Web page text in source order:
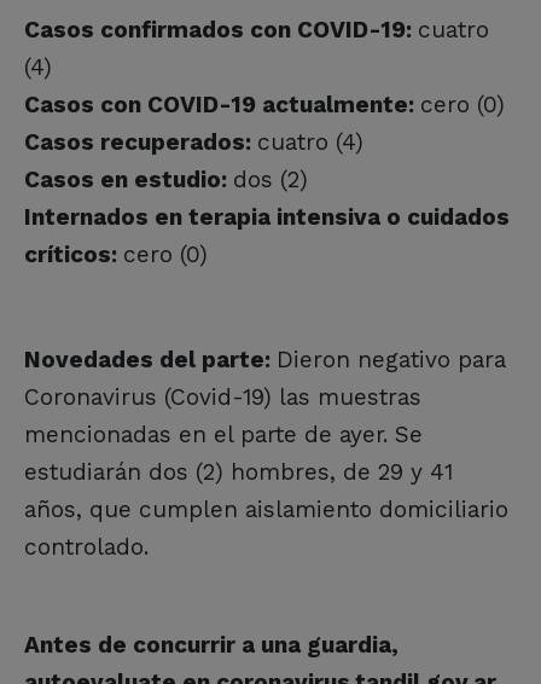
Casos confirmados con COVID-19: cuatro
(4)
Casos con COVID-19 actualmente: cero (0)
Casos recuperados: cuatro (4)
Casos en estudio: dos (2)
Internados en terapia intensiva o cuidados
críticos: cero (0)
Novedades del parte: Dieron negativo para
Coronavirus (Covid-19) las muestras
mencionadas en el parte de ayer. Se
estudiarán dos (2) hombres, de 29 y 41
años, que cumplen aislamiento domiciliario
controlado.
Antes de concurrir a una guardia,